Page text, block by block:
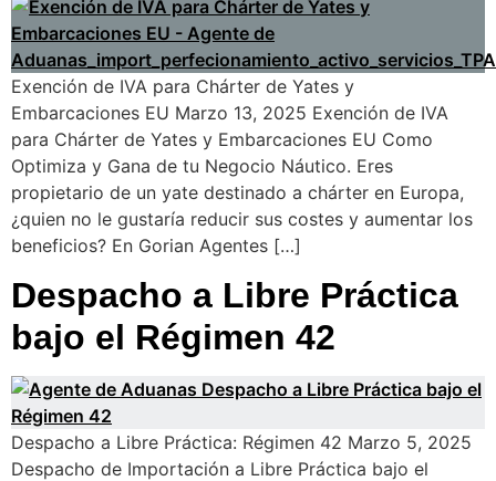
Exención de IVA para Chárter de Yates y
Embarcaciones EU Marzo 13, 2025 Exención de IVA
para Chárter de Yates y Embarcaciones EU Como
Optimiza y Gana de tu Negocio Náutico. Eres
propietario de un yate destinado a chárter en Europa,
¿quien no le gustaría reducir sus costes y aumentar los
beneficios? En Gorian Agentes […]
Despacho a Libre Práctica
bajo el Régimen 42
Despacho a Libre Práctica: Régimen 42 Marzo 5, 2025
Despacho de Importación a Libre Práctica bajo el